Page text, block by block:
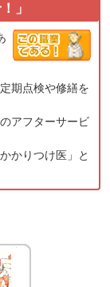
」
期点検や修繕を
アフターサービ
かりつけ医」と